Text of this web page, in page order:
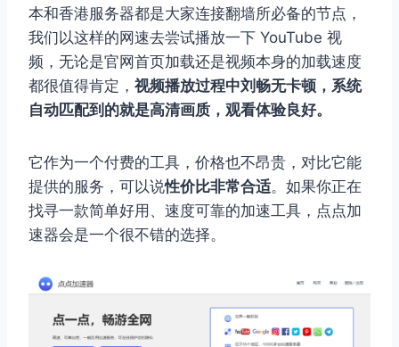
本和香港服务器都是大家连接翻墙所必备的节点，
我们以这样的网速去尝试播放一下 YouTube 视
频，无论是官网首页加载还是视频本身的加载速度
都很值得肯定， 视频播放过程中刘畅无卡顿，系统
自动匹配到的就是高清画质，观看体验良好。
它作为一个付费的工具，价格也不昂贵，对比它能
提供的服务，可以说性价比非常合适。如果你正在
找寻一款简单好用、速度可靠的加速工具，点点加
速器会是一个很不错的选择。